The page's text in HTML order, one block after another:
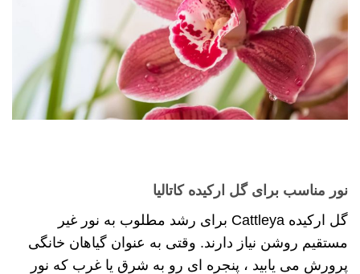
نور مناسب برای گل ارکیده کاتالیا
گل ارکیده Cattleya برای رشد مطلوب به نور غیر
مستقیم روشن نیاز دارند. وقتی به عنوان گیاهان خانگی
پرورش می یابید ، پنجره ای رو به شرق یا غرب که نور